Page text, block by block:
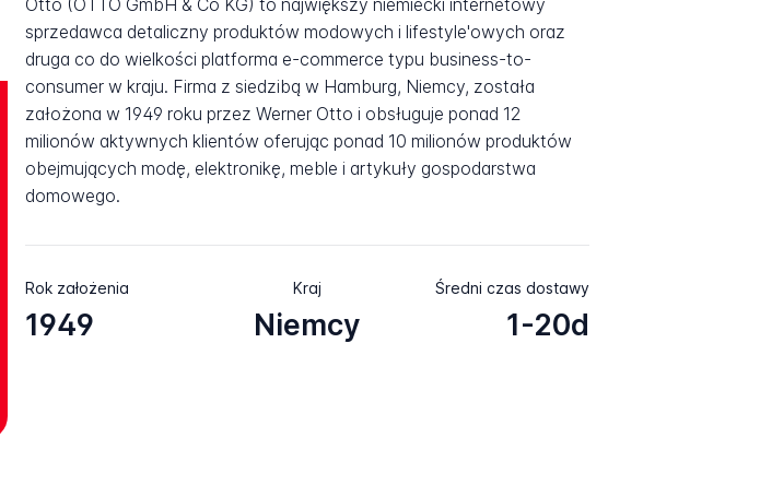
Otto (OTTO GmbH & Co KG) to największy niemiecki internetowy
sprzedawca detaliczny produktów modowych i lifestyle'owych oraz
druga co do wielkości platforma e-commerce typu business-to-
consumer w kraju. Firma z siedzibą w Hamburg, Niemcy, została
założona w 1949 roku przez Werner Otto i obsługuje ponad 12
milionów aktywnych klientów oferując ponad 10 milionów produktów
obejmujących modę, elektronikę, meble i artykuły gospodarstwa
domowego.
Rok założenia
1949
Kraj
Niemcy
Średni czas dostawy
1-20d